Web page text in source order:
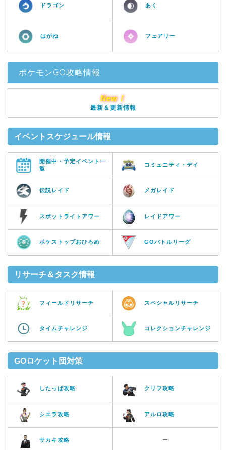
ドラゴン あく
はがね フェアリー
ポケモンGO攻略情報
New！
最新＆更新情報
イベントスケジュール情報
開催中・予定イベント一
覧
コミュニティ・デイ
伝説レイド メガレイド
スポットライトアワー レイドアワー
ポケストップおひろめ GOバトルリーグ
リサーチ＆タスク情報
フィールドリサーチ スペシャルリサーチ
タイムチャレンジ コレクションチャレンジ
GOロケット団対策
したっぱ攻略 クリフ攻略
シエラ攻略 アルロ攻略
サカキ攻略 ー